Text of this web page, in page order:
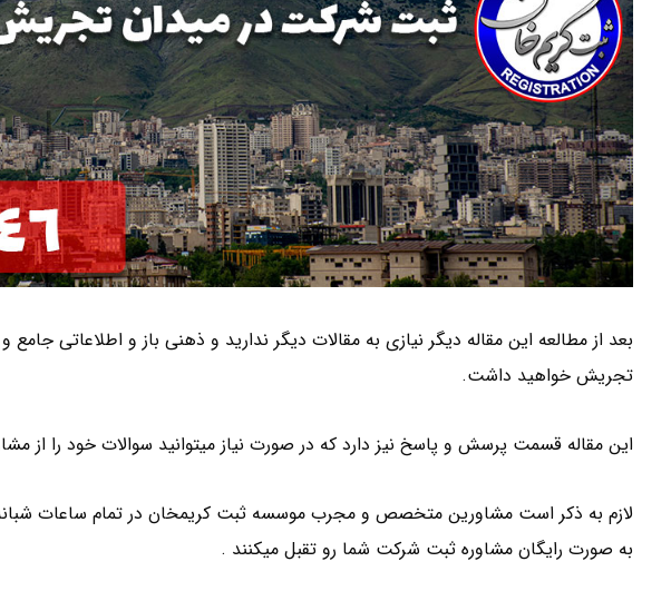
بعد از مطالعه این مقاله دیگر نیازی به مقالات دیگر ندارید و ذهنی باز و اطلاعاتی
تجریش خواهید داشت.
این مقاله قسمت پرسش و پاسخ نیز دارد که در صورت نیاز میتوانید سوالات خود را از
لازم به ذکر است مشاورین متخصص و مجرب موسسه ثبت کریمخان در تمام ساعات شبانه
به صورت رایگان مشاوره ثبت شرکت شما رو تقبل میکنند .